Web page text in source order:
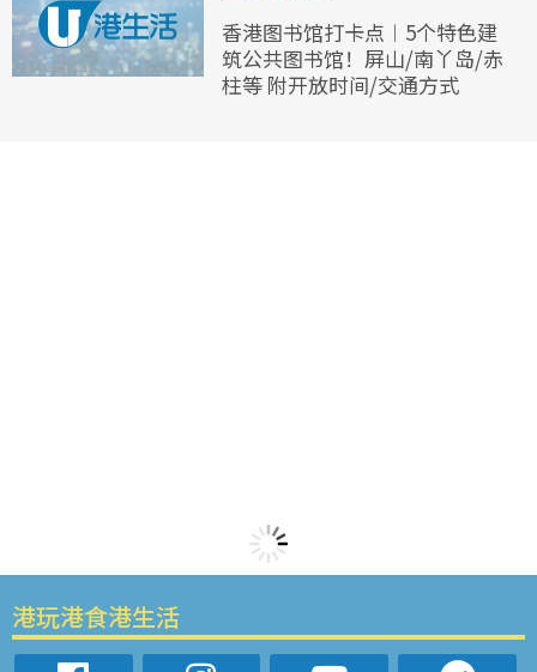
香港图书馆打卡点︱5个特色建
筑公共图书馆！屏山/南丫岛/赤
柱等 附开放时间/交通方式
港玩港食港生活